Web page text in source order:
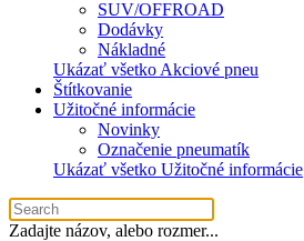
SUV/OFFROAD
Dodávky
Nákladné
Ukázať všetko Akciové pneu
Štítkovanie
Užitočné informácie
Novinky
Označenie pneumatík
Ukázať všetko Užitočné informácie
Zadajte názov, alebo rozmer...